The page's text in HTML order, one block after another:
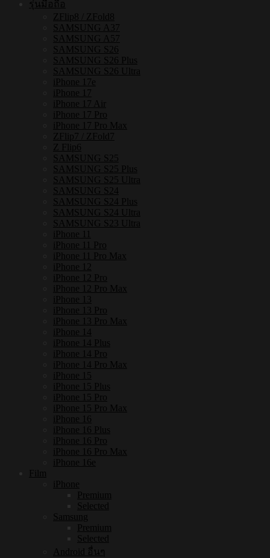
รุ่นมือถือ
ZFlip8 / ZFold8
SAMSUNG A37
SAMSUNG A57
SAMSUNG S26
SAMSUNG S26 Plus
SAMSUNG S26 Ultra
iPhone 17e
iPhone 17
iPhone 17 Air
iPhone 17 Pro
iPhone 17 Pro Max
ZFlip7 / ZFold7
Z Flip6
SAMSUNG S25
SAMSUNG S25 Plus
SAMSUNG S25 Ultra
SAMSUNG S24
SAMSUNG S24 Plus
SAMSUNG S24 Ultra
SAMSUNG S23 Ultra
iPhone 11
iPhone 11 Pro
iPhone 11 Pro Max
iPhone 12
iPhone 12 Pro
iPhone 12 Pro Max
iPhone 13
iPhone 13 Pro
iPhone 13 Pro Max
iPhone 14
iPhone 14 Plus
iPhone 14 Pro
iPhone 14 Pro Max
iPhone 15
iPhone 15 Plus
iPhone 15 Pro
iPhone 15 Pro Max
iPhone 16
iPhone 16 Plus
iPhone 16 Pro
iPhone 16 Pro Max
iPhone 16e
Film
iPhone
Premium
Selected
Samsung
Premium
Selected
Android อื่นๆ